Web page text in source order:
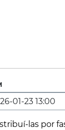
01-23 13:00
las por